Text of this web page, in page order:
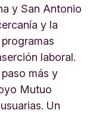
y San Antonio
y la
laboral.
más y
Mutuo
Un